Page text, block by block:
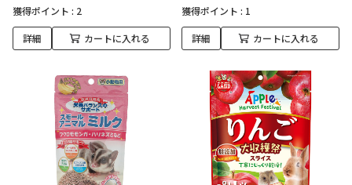
獲得ポイント : 2
詳細 カートに入れる
獲得ポイント : 1
詳細 カートに入れる